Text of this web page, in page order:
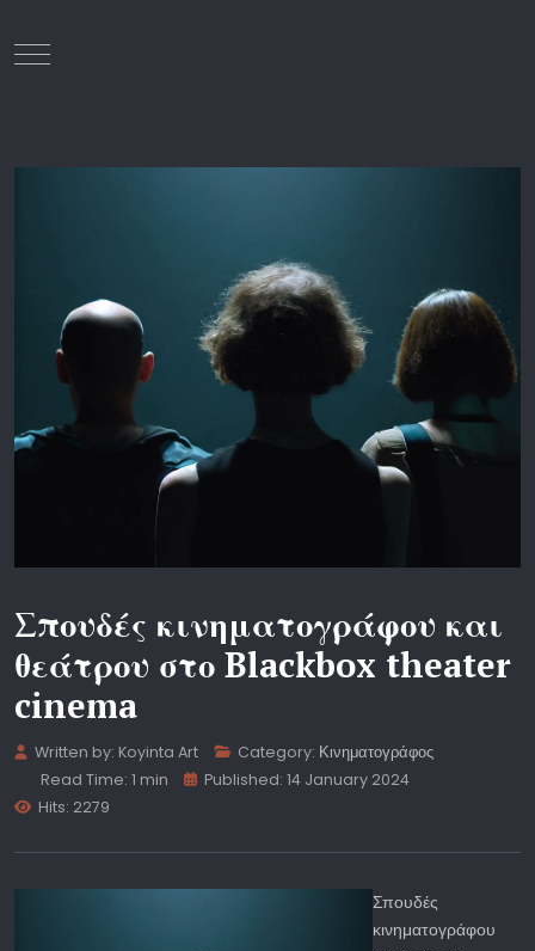
Mobile Menu Toggle
Σπουδές κινηματογράφου και
θεάτρου στο Blackbox theater
cinema
Written by: Koyinta Art Category: Κινηματογράφος
Read Time: 1 min
Published: 14 January 2024
Hits: 2279
Σπουδές
κινηματογράφου